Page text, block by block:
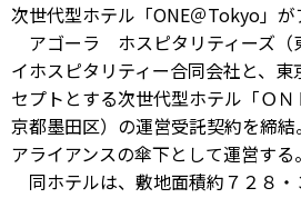
次世代型ホテル「ONE＠Tokyo」
アゴーラ ホスピタリティーズ（
イホスピタリティー合同会社と、
セプトとする次世代型ホテル「Ｏ
京都墨田区）の運営受託契約を締
アライアンスの傘下として運営する。
同ホテルは、敷地面積約７２８・